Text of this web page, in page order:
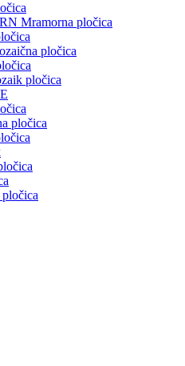
Mramorna pločica
pločica
pločica
pločica